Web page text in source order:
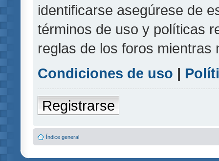
identificarse asegúrese de
términos de uso y políticas
reglas de los foros mientras
Condiciones de uso |
Registrarse
Índice general